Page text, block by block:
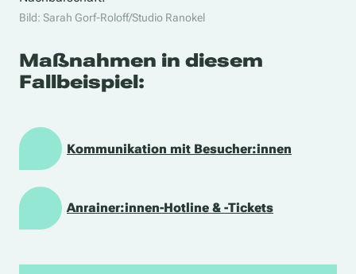
Bild: Sarah Gorf-Roloff/Studio Ranokel
Maßnahmen in diesem
Fallbeispiel:
Kommunikation mit Besucher:innen
Anrainer:innen-Hotline & -Tickets